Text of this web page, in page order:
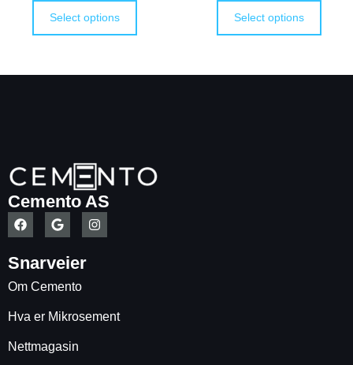
Select options Select options
Cemento AS
Snarveier
Om Cemento
Hva er Mikrosement
Nettmagasin